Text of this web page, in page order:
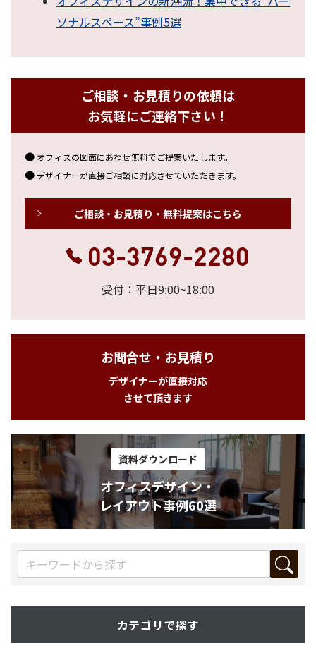
ソナルスペース”事例5選
ご相談・お見積りの依頼は
お気軽にご連絡下さい！
オフィスの図面にあわせ無料でご提案いたします。
デザイナーが直接ご相談に対応させていただきます。
ご相談・お見積り・無料提案はこちら
03-3769-2280
受付：平日9:00~18:00
お問合せ・お見積り
デザイナーが直接対応
させて頂きます
資料ダウンロード
オフィスデザイン・
レイアウト事例60選
カテゴリで探す